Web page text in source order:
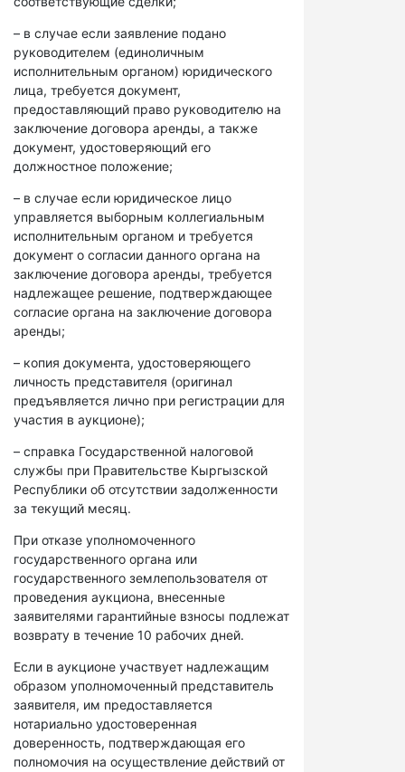
– в случае если заявление подано
руководителем (единоличным
исполнительным органом) юридического
лица, требуется документ,
предоставляющий право руководителю на
заключение договора аренды, а также
документ, удостоверяющий его
должностное положение;
– в случае если юридическое лицо
управляется выборным коллегиальным
исполнительным органом и требуется
документ о согласии данного органа на
заключение договора аренды, требуется
надлежащее решение, подтверждающее
согласие органа на заключение договора
аренды;
– копия документа, удостоверяющего
личность представителя (оригинал
предъявляется лично при регистрации для
участия в аукционе);
– справка Государственной налоговой
службы при Правительстве Кыргызской
Республики об отсутствии задолженности
за текущий месяц.
При отказе уполномоченного
государственного органа или
государственного землепользователя от
проведения аукциона, внесенные
заявителями гарантийные взносы подлежат
возврату в течение 10 рабочих дней.
Если в аукционе участвует надлежащим
образом уполномоченный представитель
заявителя, им предоставляется
нотариально удостоверенная
доверенность, подтверждающая его
полномочия на осуществление действий от